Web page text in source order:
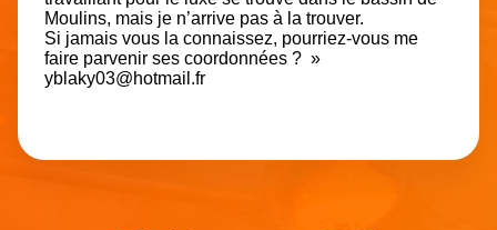
Moulins, mais je n’arrive pas à la trouver.
Si jamais vous la connaissez, pourriez-vous me
faire parvenir ses coordonnées ? »
yblaky03@hotmail.fr